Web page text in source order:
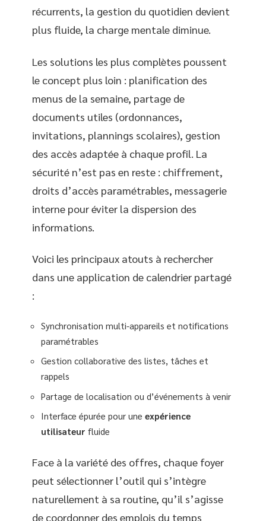
récurrents, la gestion du quotidien devient
plus fluide, la charge mentale diminue.
Les solutions les plus complètes poussent
le concept plus loin : planification des
menus de la semaine, partage de
documents utiles (ordonnances,
invitations, plannings scolaires), gestion
des accès adaptée à chaque profil. La
sécurité n’est pas en reste : chiffrement,
droits d’accès paramétrables, messagerie
interne pour éviter la dispersion des
informations.
Voici les principaux atouts à rechercher
dans une application de calendrier partagé
:
Synchronisation multi-appareils et notifications
paramétrables
Gestion collaborative des listes, tâches et
rappels
Partage de localisation ou d’événements à venir
Interface épurée pour une expérience
utilisateur fluide
Face à la variété des offres, chaque foyer
peut sélectionner l’outil qui s’intègre
naturellement à sa routine, qu’il s’agisse
de coordonner des emplois du temps